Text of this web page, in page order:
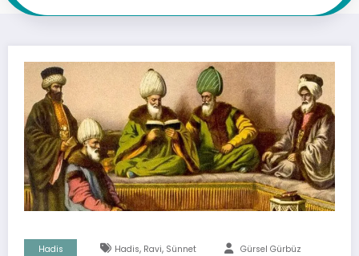
Hadis Hadis, Ravi, Sünnet Gürsel Gürbüz